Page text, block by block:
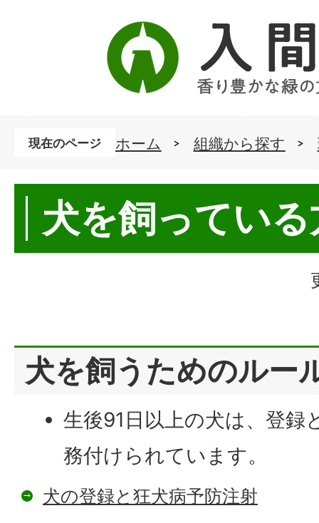
現在のページ ホーム 組織から探す
犬を飼ってい
犬を飼うためのルー
生後91日以上の犬は、登録
務付けられています。
犬の登録と狂犬病予防注射